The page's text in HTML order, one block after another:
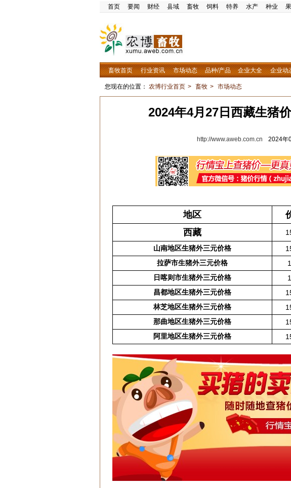
首页 要闻 财经 县域 畜牧 饲料 特养 水产 种业
畜牧首页 行业资讯 市场动态 品种/产品 企业大全 企业动
您现在的位置： 农博行业首页 > 畜牧 > 市场动态
2024年4月27日西藏生猪
http://www.aweb.com.cn 2024年
地区
西藏
山南地区生猪外三元价格
拉萨市生猪外三元价格
日喀则市生猪外三元价格
昌都地区生猪外三元价格
林芝地区生猪外三元价格
那曲地区生猪外三元价格
阿里地区生猪外三元价格